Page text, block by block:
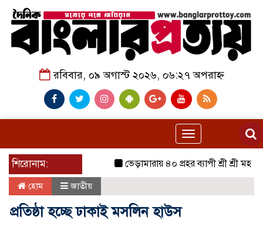
রবিবার, ০৯ অগাস্ট ২০২৬, ০৬:২৭ অপরাহ্ন
Toggle
navigation
শিরোনাম:
ভেড়ামারায় ৪০ প্রহর ব্যাপী শ্রী শ্রী
হোম জাতীয়
প্রতিষ্ঠা হচ্ছে ঢাকাই মসলিন হাউস